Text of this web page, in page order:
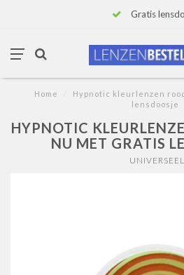
Gratis
Home
Hypnotic kleurlenzen
lensdoosje
HYPNOTIC
NU MET GRATIS
UNIVERSEEL